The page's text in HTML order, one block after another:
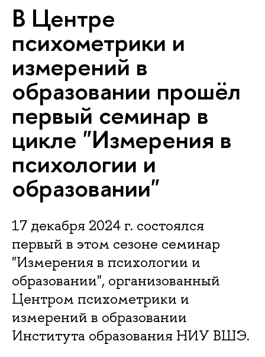
В Центре
психометрики и
измерений в
образовании прошёл
первый семинар в
цикле "Измерения в
психологии и
образовании"
17 декабря 2024 г. состоялся
первый в этом сезоне семинар
"Измерения в психологии и
образовании", организованный
Центром психометрики и
измерений в образовании
Института образования НИУ ВШЭ.